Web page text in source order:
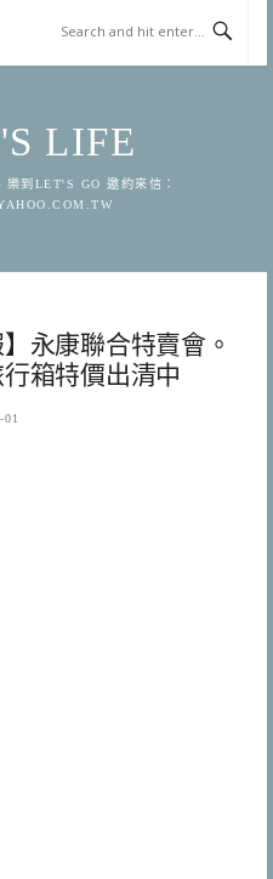
LIFE
樂到LET'S GO 邀約來信：
永康聯合特賣會。
箱特價出清中